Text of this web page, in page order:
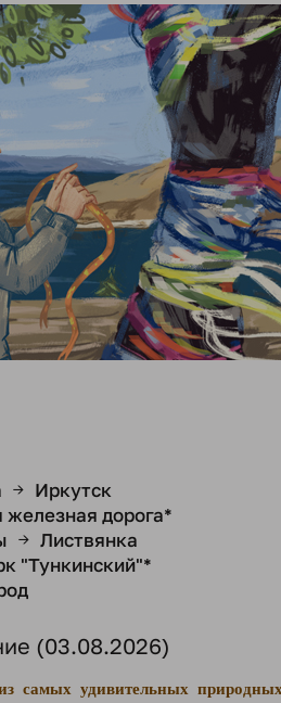
→ Иркутск
железная дорога*
→ Листвянка
"Тункинский"*
(03.08.2026)
самых удивительных